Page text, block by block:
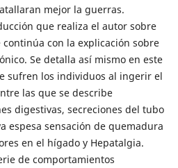
mejor la guerras.
que realiza el autor sobre
con la explicación sobre
Se detalla así mismo en este
sufren los individuos al ingerir el
las que se describe
digestivas, secreciones del tubo
espesa sensación de quemadura
en el hígado y Hepatalgia.
de comportamientos